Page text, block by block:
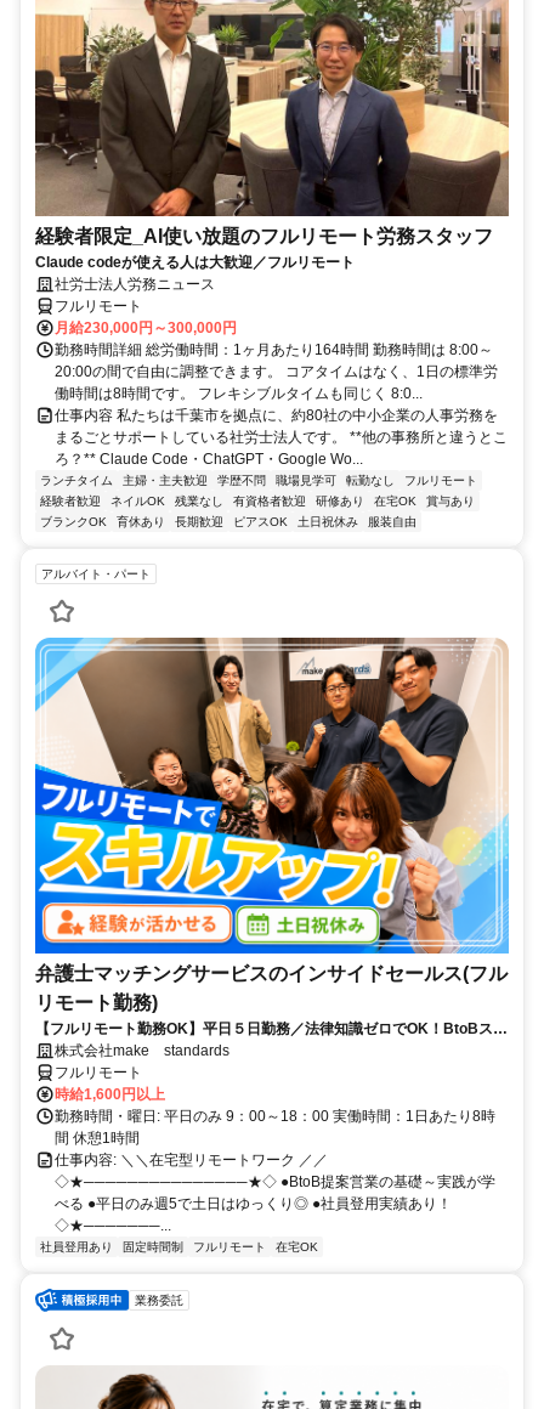
経験者限定_AI使い放題のフルリモート労務スタッフ
Claude codeが使える人は大歓迎／フルリモート
社労士法人労務ニュース
フルリモート
月給230,000円～300,000円
勤務時間詳細 総労働時間：1ヶ月あたり164時間 勤務時間は 8:00～
20:00の間で自由に調整できます。 コアタイムはなく、1日の標準労
働時間は8時間です。 フレキシブルタイムも同じく 8:0...
仕事内容 私たちは千葉市を拠点に、約80社の中小企業の人事労務を
まるごとサポートしている社労士法人です。 **他の事務所と違うとこ
ろ？** Claude Code・ChatGPT・Google Wo...
ランチタイム 主婦・主夫歓迎 学歴不問 職場見学可 転勤なし
フルリモート
経験者歓迎
ネイルOK 残業なし 有資格者歓迎 研修あり 在宅OK
賞与あり
ブランクOK
育休あり 長期歓迎 ピアスOK 土日祝休み 服装自由
アルバイト・パート
弁護士マッチングサービスのインサイドセールス(フル
リモート勤務)
【フルリモート勤務OK】平日５日勤務／法律知識ゼロでOK！BtoBスキ
ルが身につく営業職
株式会社make standards
フルリモート
時給1,600円以上
勤務時間・曜日: 平日のみ 9：00～18：00 実働時間：1日あたり8時
間 休憩1時間
仕事内容: ＼＼在宅型リモートワーク ／／
◇★───────────────★◇ ●BtoB提案営業の基礎～実践が学
べる ●平日のみ週5で土日はゆっくり◎ ●社員登用実績あり！
◇★───────...
社員登用あり 固定時間制 フルリモート 在宅OK
業務委託